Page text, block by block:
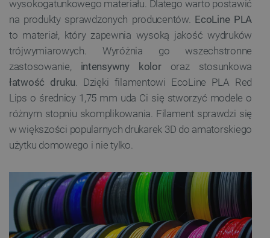
wysokogatunkowego materiału. Dlatego warto postawić
na produkty sprawdzonych producentów. EcoLine PLA
to materiał, który zapewnia wysoką jakość wydruków
trójwymiarowych. Wyróżnia go wszechstronne
zastosowanie, intensywny kolororaz stosunkowa
łatwość druku. Dzięki filamentowi EcoLine PLA Red
Lips o średnicy 1,75 mm uda Ci się stworzyć modele o
różnym stopniu skomplikowania. Filament sprawdzi się
w większości popularnych drukarek 3D do amatorskiego
użytku domowego i nie tylko.